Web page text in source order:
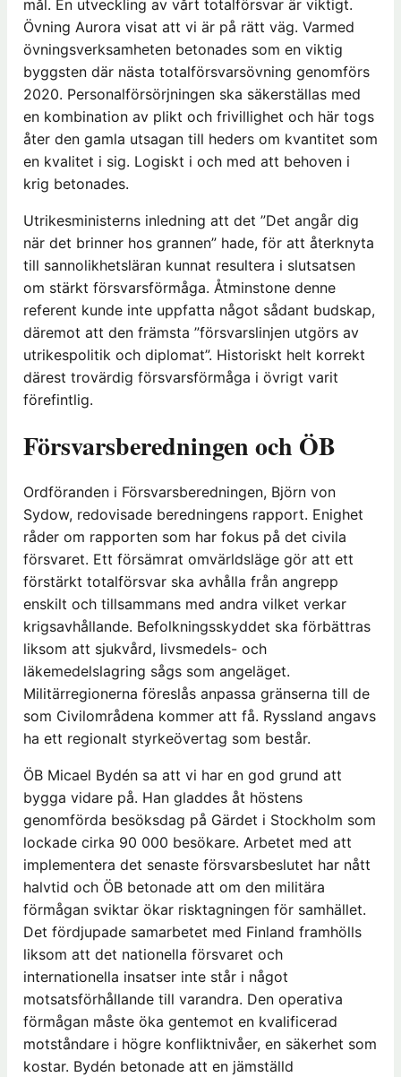
mål. En utveckling av vårt totalförsvar är viktigt.
Övning Aurora visat att vi är på rätt väg. Varmed
övningsverksamheten betonades som en viktig
byggsten där nästa totalförsvarsövning genomförs
2020. Personalförsörjningen ska säkerställas med
en kombination av plikt och frivillighet och här togs
åter den gamla utsagan till heders om kvantitet som
en kvalitet i sig. Logiskt i och med att behoven i
krig betonades.
Utrikesministerns inledning att det ”Det angår dig
när det brinner hos grannen” hade, för att återknyta
till sannolikhetsläran kunnat resultera i slutsatsen
om stärkt försvarsförmåga. Åtminstone denne
referent kunde inte uppfatta något sådant budskap,
däremot att den främsta ”försvarslinjen utgörs av
utrikespolitik och diplomat”. Historiskt helt korrekt
därest trovärdig försvarsförmåga i övrigt varit
förefintlig.
Försvarsberedningen och ÖB
Ordföranden i Försvarsberedningen, Björn von
Sydow, redovisade beredningens rapport. Enighet
råder om rapporten som har fokus på det civila
försvaret. Ett försämrat omvärldsläge gör att ett
förstärkt totalförsvar ska avhålla från angrepp
enskilt och tillsammans med andra vilket verkar
krigsavhållande. Befolkningsskyddet ska förbättras
liksom att sjukvård, livsmedels- och
läkemedelslagring sågs som angeläget.
Militärregionerna föreslås anpassa gränserna till de
som Civilområdena kommer att få. Ryssland angavs
ha ett regionalt styrkeövertag som består.
ÖB Micael Bydén sa att vi har en god grund att
bygga vidare på. Han gladdes åt höstens
genomförda besöksdag på Gärdet i Stockholm som
lockade cirka 90 000 besökare. Arbetet med att
implementera det senaste försvarsbeslutet har nått
halvtid och ÖB betonade att om den militära
förmågan sviktar ökar risktagningen för samhället.
Det fördjupade samarbetet med Finland framhölls
liksom att det nationella försvaret och
internationella insatser inte står i något
motsatsförhållande till varandra. Den operativa
förmågan måste öka gentemot en kvalificerad
motståndare i högre konfliktnivåer, en säkerhet som
kostar. Bydén betonade att en jämställd